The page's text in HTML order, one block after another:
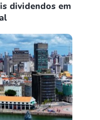
dividendos em